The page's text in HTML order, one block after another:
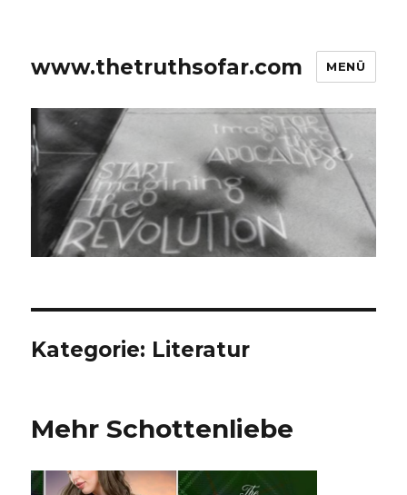
www.thetruthsofar.com MENÜ
Kategorie: Literatur
Mehr Schottenliebe